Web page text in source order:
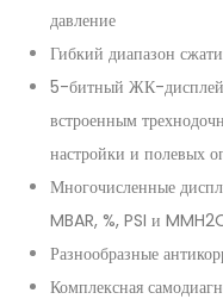
давление
Гибкий диапазон
5-битный ЖК-
встроенным
настройки и полевых
Многочисленные
MBAR, %, PSI и
Разнообразные
Комплексная